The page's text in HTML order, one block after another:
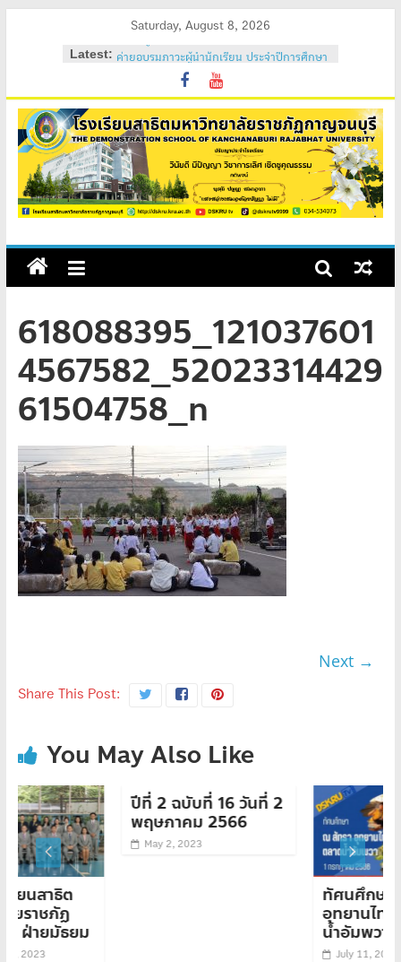
Saturday, August 8, 2026
Latest: ค่ายอบรมภาวะผู้นำนักเรียน ประจำปีการศึกษา
วันสถาปนาโรงเรียนสาธิต 2569
ค่ายคุณธรรม จริยธรรม นักเรียนใหม่ 2569
ค่ายปรับพื้นฐานนักเรียนใหม่ 2569 (ม.1 และ
ม.4)
สถิตอยู่ในใจตราบนิรันดร์
618088395_121037601
4567582_52023314429
61504758_n
Next →
Share This Post:
You May Also Like
ยม
ปีที่ 2 ฉบับที่ 16 วันที่ 2
พฤษภาคม 2566
May 2, 2023
ทัศนศึกษา : ณ สัทธา
อุทยานไทย และ ตลา
น้ำอัมพวา
July 11, 2023